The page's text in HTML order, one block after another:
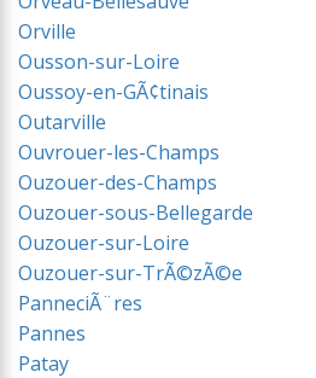
Orville
Ousson-sur-Loire
Oussoy-en-GÃ¢tinais
Outarville
Ouvrouer-les-Champs
Ouzouer-des-Champs
Ouzouer-sous-Bellegarde
Ouzouer-sur-Loire
Ouzouer-sur-TrÃ©zÃ©e
PanneciÃ¨res
Pannes
Patay